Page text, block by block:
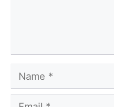
Name
Email